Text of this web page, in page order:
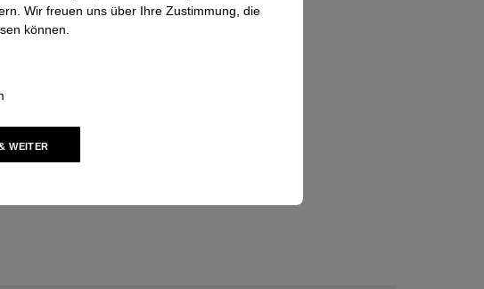
Wir freuen uns über Ihre Zustimmung, die
können.
WEITER